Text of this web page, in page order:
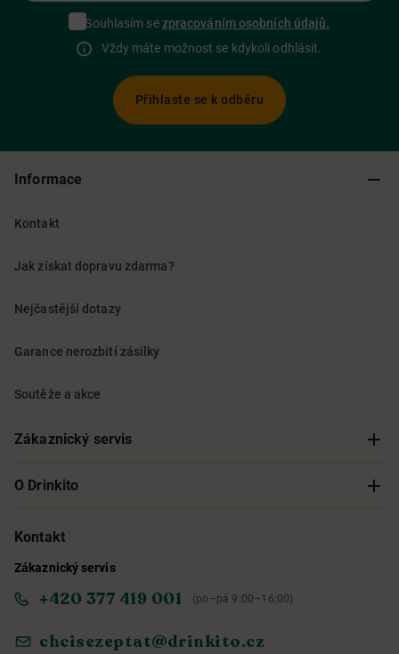
Souhlasím sezpracováním osobních údajů.
Vždy máte možnost se kdykoli odhlásit.
Přihlaste se k odběru
Informace
Kontakt
Jak získat dopravu zdarma?
Nejčastější dotazy
Garance nerozbití zásilky
Soutěže a akce
Zákaznický servis
Sledování objednávky
Obchodní podmínky
Ochrana osobních údajů
O Drinkito
O nás
Informace o přístupnosti služby
Kontakt
Zákaznický servis
+420 377 419 001 (po–pá 9:00–16:00)
chcisezeptat@drinkito.cz